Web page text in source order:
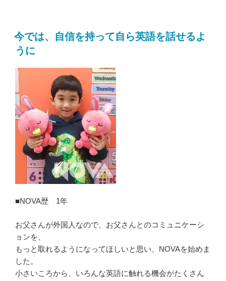
今では、自信を持って自ら英語を話せるよ
うに
■NOVA歴 1年
お父さんが外国人なので、お父さんとのコミュニケーシ
ョンを、
もっと取れるようになってほしいと思い、NOVAを始めま
した。
小さいころから、いろんな英語に触れる機会がたくさん